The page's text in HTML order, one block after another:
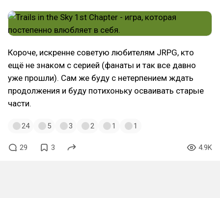
Короче, искренне советую любителям JRPG, кто
ещё не знаком с серией (фанаты и так все давно
уже прошли). Сам же буду с нетерпением ждать
продолжения и буду потихоньку осваивать старые
части.
24 5 3 2 1 1
29 3 4.9K